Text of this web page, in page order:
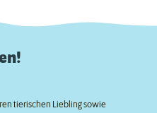
tierischen Liebling sowie